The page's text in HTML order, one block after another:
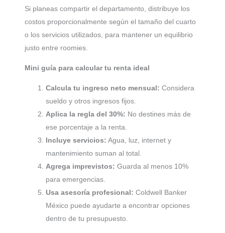
Si planeas compartir el departamento, distribuye los
costos proporcionalmente según el tamaño del cuarto
o los servicios utilizados, para mantener un equilibrio
justo entre roomies.
Mini guía para calcular tu renta ideal
Calcula tu ingreso neto mensual: Considera
sueldo y otros ingresos fijos.
Aplica la regla del 30%: No destines más de
ese porcentaje a la renta.
Incluye servicios: Agua, luz, internet y
mantenimiento suman al total.
Agrega imprevistos: Guarda al menos 10%
para emergencias.
Usa asesoría profesional: Coldwell Banker
México puede ayudarte a encontrar opciones
dentro de tu presupuesto.